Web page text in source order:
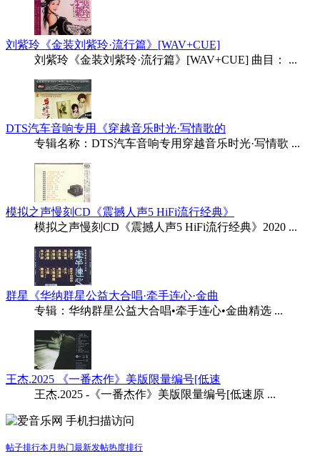
刘紫玲《金装刘紫玲·流行篇》[WAV+CUE]
刘紫玲《金装刘紫玲·流行篇》[WAV+CUE] 曲目： ...
DTS汽车音响专用《穿越音乐时光·写情歌的
专辑名称：DTS汽车音响专用穿越音乐时光·写情歌 ...
模拟之声慢刻CD《震撼人声5 HiFi流行经典》
模拟之声慢刻CD《震撼人声5 HiFi流行经典》2020 ...
群星《华纳群星公益大合唱·牵手连心·金曲
专辑：华纳群星公益大合唱•牵手连心•金曲精选 ...
王杰.2025 《一番杰作》美版限量编号[低速
王杰.2025 -《一番杰作》美版限量编号[低速原 ...
手机扫描访问
帖子排行本月热门最新发帖热度排行